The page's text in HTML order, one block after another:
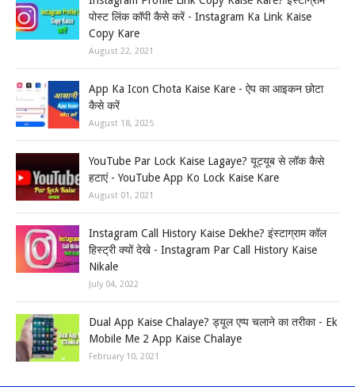
पोस्ट लिंक कॉपी कैसे करें - Instagram Ka Link Kaise
Copy Kare
August 22, 2021
App Ka Icon Chota Kaise Kare - ऐप का आइकन छोटा
कैसे करें
August 18, 2025
YouTube Par Lock Kaise Lagaye? यूट्यूब से लॉक कैसे
हटाएं - YouTube App Ko Lock Kaise Kare
August 01, 2021
Instagram Call History Kaise Dekhe? इंस्टाग्राम कॉल
हिस्ट्री क्यों देखे - Instagram Par Call History Kaise
Nikale
July 04, 2022
Dual App Kaise Chalaye? ड्यूल एप्प चलाने का तरीका - Ek
Mobile Me 2 App Kaise Chalaye
February 10, 2021